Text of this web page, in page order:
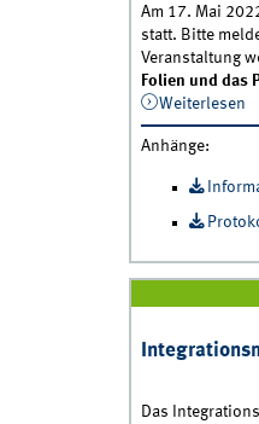
Am 17. Mai
statt. Bitte
Veranstaltung
Folien und das
Weiterlesen
Anhänge:
Das